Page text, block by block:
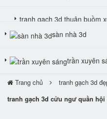
tranh gạch 3d thuận buồm
sàn nhà 3d
trần xuyên
Trang chủ tranh gạch 3d
tranh gạch 3d cửu ngư quần hội